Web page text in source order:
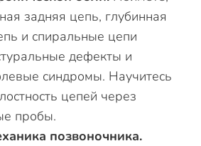
задняя цепь, глубинная
и спиральные цепи
дефекты и
синдромы. Научитесь
цепей через
пробы.
позвоночника.